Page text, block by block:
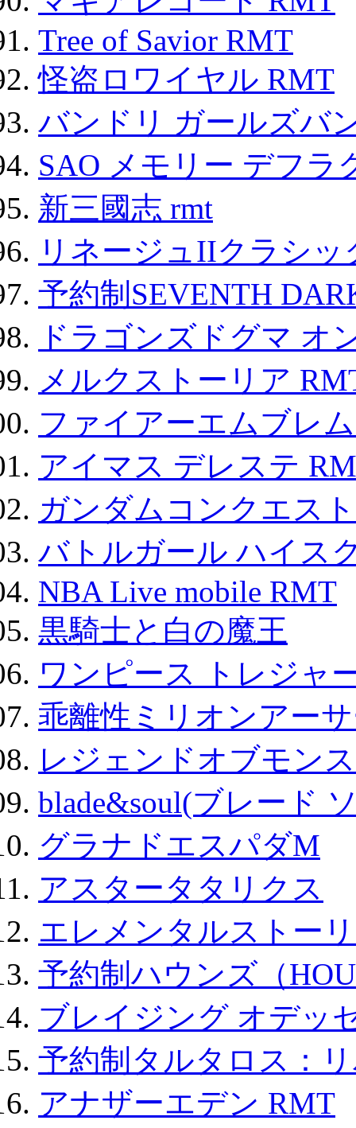
Tree of Savior RMT
怪盗ロワイヤル RMT
バンドリ ガールズバ
SAO メモリー デフラ
新三國志 rmt
リネージュIIクラシ
予約制SEVENTH
ドラゴンズドグマ オ
メルクストーリア
ファイアーエムブレ
アイマス デレステ
ガンダムコンクエスト
バトルガール ハイス
NBA Live mobile RMT
黒騎士と白の魔王
ワンピース トレジャ
乖離性ミリオンアー
レジェンドオブモン
blade&soul(ブレード
グラナドエスパダM
アスタータタリクス
エレメンタルストー
予約制ハウンズ（
ブレイジング オデッ
予約制タルタロス：
アナザーエデン RMT